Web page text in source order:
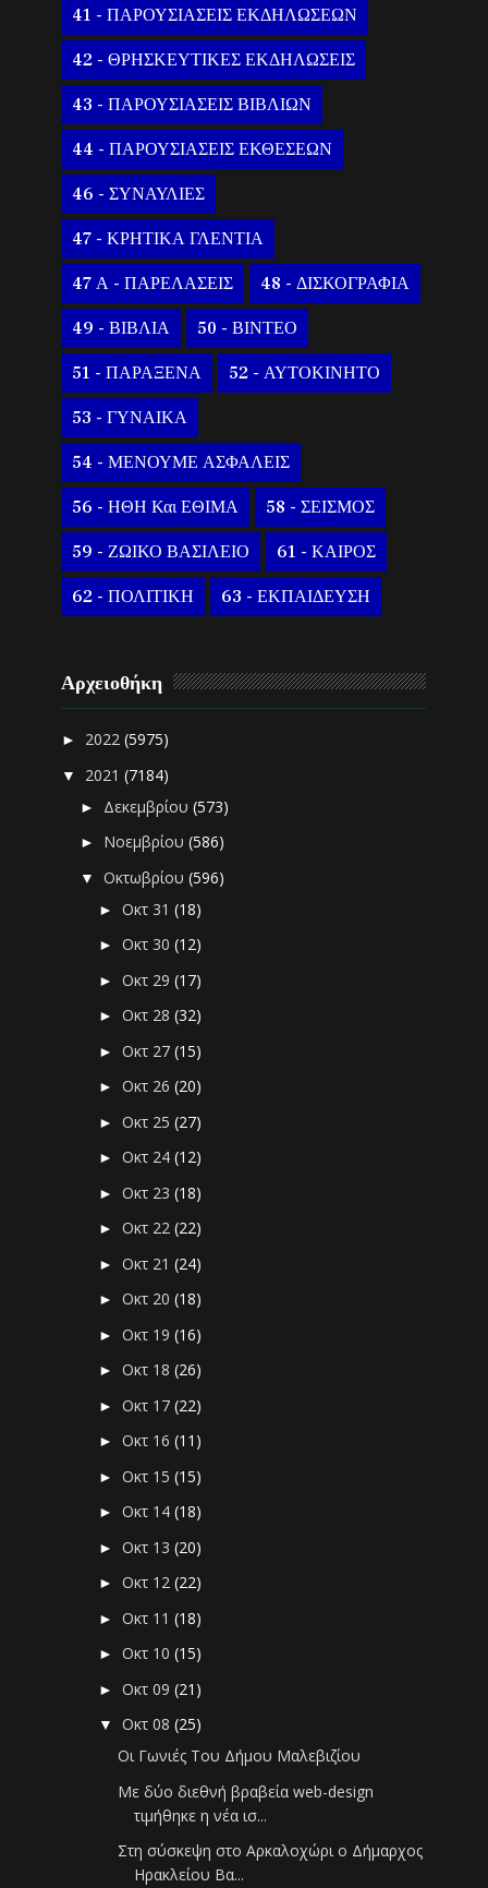
41 - ΠΑΡΟΥΣΙΑΣΕΙΣ ΕΚΔΗΛΩΣΕΩΝ
42 - ΘΡΗΣΚΕΥΤΙΚΕΣ ΕΚΔΗΛΩΣΕΙΣ
43 - ΠΑΡΟΥΣΙΑΣΕΙΣ ΒΙΒΛΙΩΝ
44 - ΠΑΡΟΥΣΙΑΣΕΙΣ ΕΚΘΕΣΕΩΝ
46 - ΣΥΝΑΥΛΙΕΣ
47 - ΚΡΗΤΙΚΑ ΓΛΕΝΤΙΑ
47 Α - ΠΑΡΕΛΑΣΕΙΣ 48 - ΔΙΣΚΟΓΡΑΦΙΑ
49 - ΒΙΒΛΙΑ 50 - ΒΙΝΤΕΟ
51 - ΠΑΡΑΞΕΝΑ 52 - ΑΥΤΟΚΙΝΗΤΟ
53 - ΓΥΝΑΙΚΑ
54 - ΜΕΝΟΥΜΕ ΑΣΦΑΛΕΙΣ
56 - ΗΘΗ Και ΕΘΙΜΑ 58 - ΣΕΙΣΜΟΣ
59 - ΖΩΙΚΟ ΒΑΣΙΛΕΙΟ 61 - ΚΑΙΡΟΣ
62 - ΠΟΛΙΤΙΚΗ 63 - ΕΚΠΑΙΔΕΥΣΗ
Αρχειοθήκη
► 2022(5975)
▼ 2021(7184)
► Δεκεμβρίου(573)
► Νοεμβρίου(586)
▼Οκτωβρίου(596)
►Οκτ 31(18)
►Οκτ 30(12)
►Οκτ 29(17)
►Οκτ 28(32)
►Οκτ 27(15)
►Οκτ 26(20)
►Οκτ 25(27)
►Οκτ 24(12)
►Οκτ 23(18)
►Οκτ 22(22)
►Οκτ 21(24)
►Οκτ 20(18)
►Οκτ 19(16)
►Οκτ 18(26)
►Οκτ 17(22)
►Οκτ 16(11)
►Οκτ 15(15)
►Οκτ 14(18)
►Οκτ 13(20)
►Οκτ 12(22)
►Οκτ 11(18)
►Οκτ 10(15)
►Οκτ 09(21)
▼Οκτ 08(25)
Οι Γωνιές Του Δήμου Μαλεβιζίου
Με δύο διεθνή βραβεία web-design
τιμήθηκε η νέα ισ...
Στη σύσκεψη στο Αρκαλοχώρι ο Δήμαρχος
Ηρακλείου Βα...